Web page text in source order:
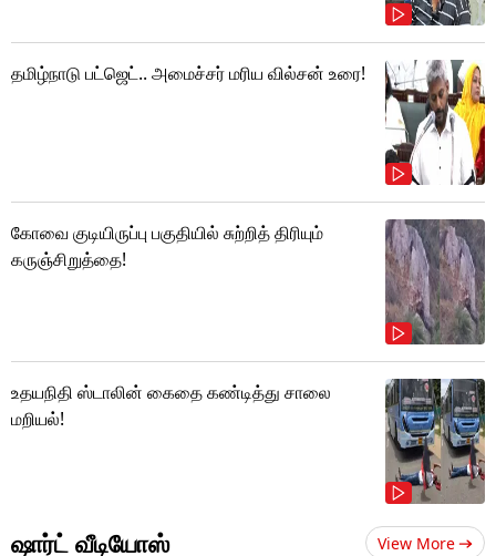
தமிழ்நாடு பட்ஜெட்.. அமைச்சர் மரிய வில்சன் உரை!
கோவை குடியிருப்பு பகுதியில் சுற்றித் திரியும்
கருஞ்சிறுத்தை!
உதயநிதி ஸ்டாலின் கைதை கண்டித்து சாலை
மறியல்!
ஷார்ட் வீடியோஸ் View More